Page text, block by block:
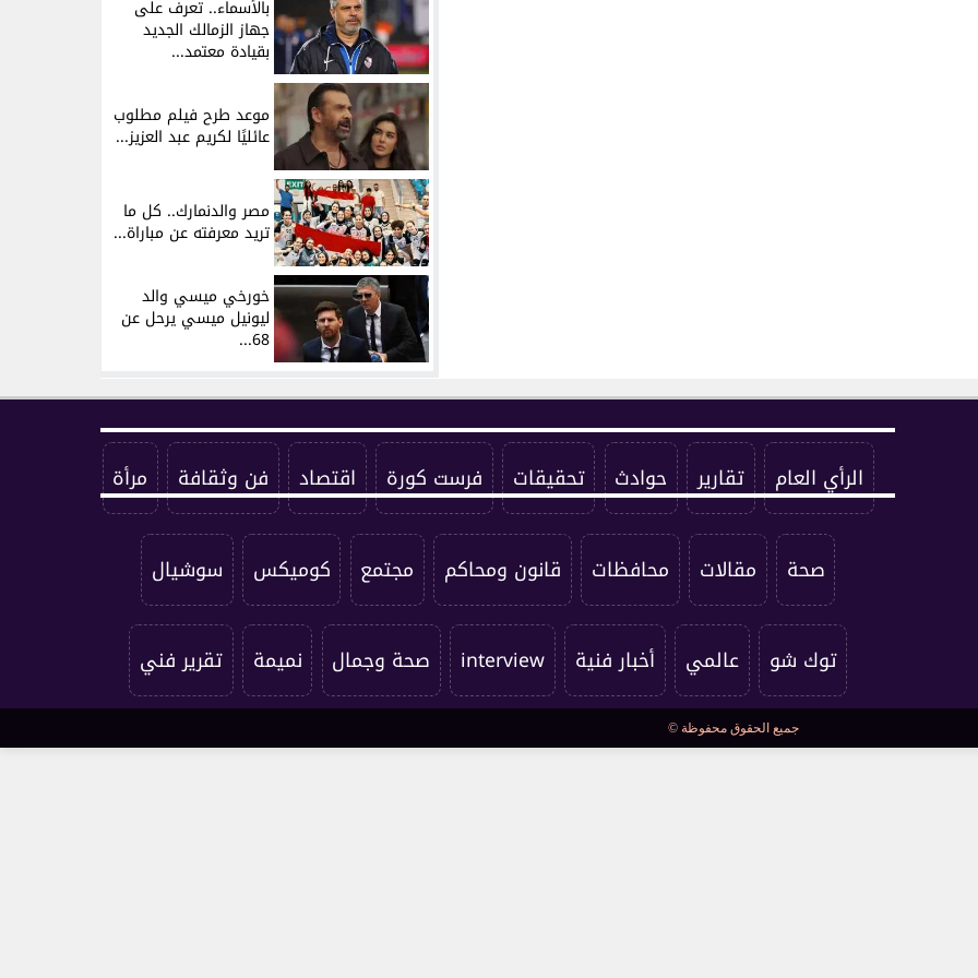
بالأسماء.. تعرف على
جهاز الزمالك الجديد
بقيادة معتمد...
موعد طرح فيلم مطلوب
عائليًا لكريم عبد العزيز...
مصر والدنمارك.. كل ما
تريد معرفته عن مباراة...
خورخي ميسي والد
ليونيل ميسي يرحل عن
68...
الرأي العام تقارير حوادث تحقيقات فرست كورة اقتصاد فن وثقافة مرأة
صحة مقالات محافظات قانون ومحاكم مجتمع كوميكس سوشيال
توك شو عالمي أخبار فنية interview صحة وجمال نميمة تقرير فني
كراكون فستيفال مسرح وسينما الابراج المطبخ under edge
جميع الحقوق محفوظة ©